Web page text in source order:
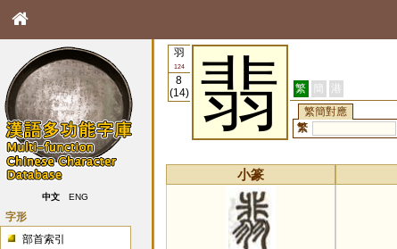
中文 ENG
字形
部首索引
羽
124
8
(14)
翡 繁 簡 港
繁簡對應
繁
小篆